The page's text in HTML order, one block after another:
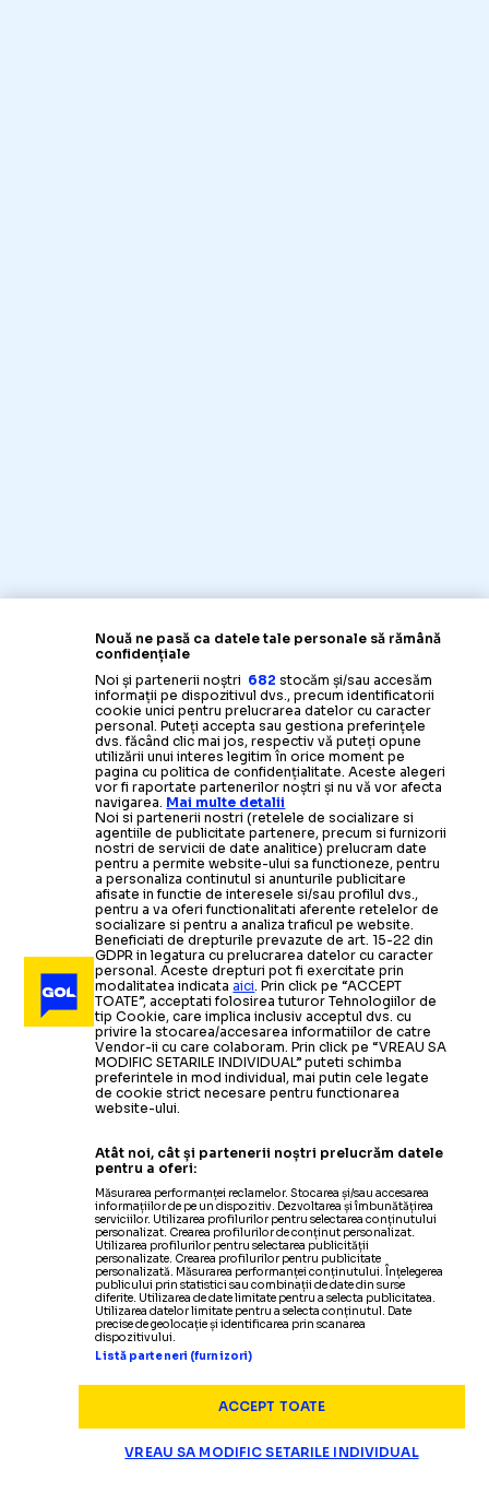
Nouă ne pasă ca datele tale personale să rămână
confidențiale
Noi și partenerii noștri 682 stocăm și/sau accesăm
informații pe dispozitivul dvs., precum identificatorii
cookie unici pentru prelucrarea datelor cu caracter
personal. Puteți accepta sau gestiona preferințele
dvs. făcând clic mai jos, respectiv vă puteți opune
utilizării unui interes legitim în orice moment pe
pagina cu politica de confidențialitate. Aceste alegeri
vor fi raportate partenerilor noștri și nu vă vor afecta
navigarea. Mai multe detalii
Noi si partenerii nostri (retelele de socializare si
agentiile de publicitate partenere, precum si furnizorii
nostri de servicii de date analitice) prelucram date
pentru a permite website-ului sa functioneze, pentru
a personaliza continutul si anunturile publicitare
afisate in functie de interesele si/sau profilul dvs.,
pentru a va oferi functionalitati aferente retelelor de
socializare si pentru a analiza traficul pe website.
Beneficiati de drepturile prevazute de art. 15-22 din
GDPR in legatura cu prelucrarea datelor cu caracter
personal. Aceste drepturi pot fi exercitate prin
modalitatea indicataaici. Prin click pe “ACCEPT
TOATE”, acceptati folosirea tuturor Tehnologiilor de
tip Cookie, care implica inclusiv acceptul dvs. cu
privire la stocarea/accesarea informatiilor de catre
Vendor-ii cu care colaboram. Prin click pe “VREAU SA
MODIFIC SETARILE INDIVIDUAL” puteti schimba
preferintele in mod individual, mai putin cele legate
de cookie strict necesare pentru functionarea
website-ului.
Atât noi, cât și partenerii noștri prelucrăm datele
pentru a oferi:
Măsurarea performanței reclamelor. Stocarea și/sau accesarea
informațiilor de pe un dispozitiv. Dezvoltarea și îmbunătățirea
serviciilor. Utilizarea profilurilor pentru selectarea conținutului
personalizat. Crearea profilurilor de conținut personalizat.
Utilizarea profilurilor pentru selectarea publicității
personalizate. Crearea profilurilor pentru publicitate
personalizată. Măsurarea performanței conținutului. Înțelegerea
publicului prin statistici sau combinații de date din surse
diferite. Utilizarea de date limitate pentru a selecta publicitatea.
Utilizarea datelor limitate pentru a selecta conținutul. Date
precise de geolocație și identificarea prin scanarea
dispozitivului.
Listă parteneri (furnizori)
ACCEPT TOATE
VREAU SA MODIFIC SETARILE INDIVIDUAL